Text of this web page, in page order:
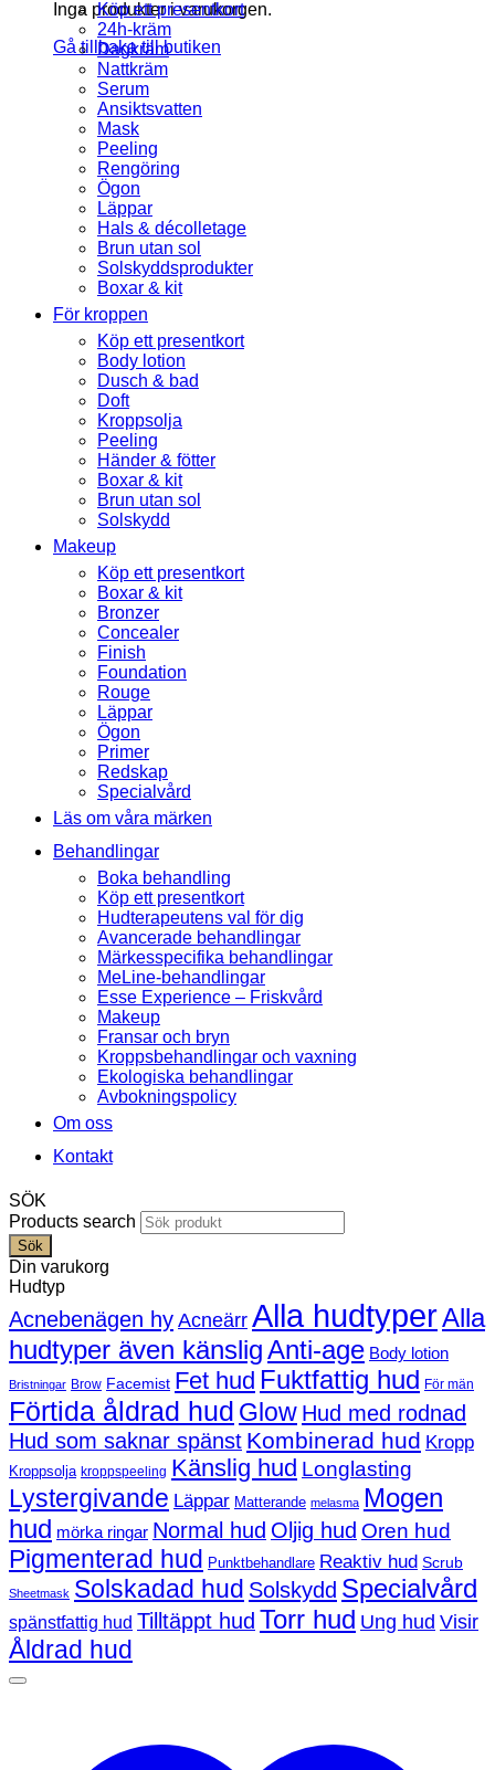
Inga produkter i varukorgen.
Gå tillbaka till butiken
Köp ett presentkort
24h-kräm
Dagkräm
Nattkräm
Serum
Ansiktsvatten
Mask
Peeling
Rengöring
Ögon
Läppar
Hals & décolletage
Brun utan sol
Solskyddsprodukter
Boxar & kit
För kroppen
Köp ett presentkort
Body lotion
Dusch & bad
Doft
Kroppsolja
Peeling
Händer & fötter
Boxar & kit
Brun utan sol
Solskydd
Makeup
Köp ett presentkort
Boxar & kit
Bronzer
Concealer
Finish
Foundation
Rouge
Läppar
Ögon
Primer
Redskap
Specialvård
Läs om våra märken
Behandlingar
Boka behandling
Köp ett presentkort
Hudterapeutens val för dig
Avancerade behandlingar
Märkesspecifika behandlingar
MeLine-behandlingar
Esse Experience – Friskvård
Makeup
Fransar och bryn
Kroppsbehandlingar och vaxning
Ekologiska behandlingar
Avbokningspolicy
Om oss
Kontakt
SÖK
Products search
Sök
Din varukorg
Hudtyp
Acnebenägen hy Acneärr Alla hudtyperAlla
hudtyper även känsligAnti-age Body lotion
Bristningar Brow Facemist Fet hud Fuktfattig hud För män
Förtida åldrad hud Glow Hud med rodnad
Hud som saknar spänst Kombinerad hud Kropp
Kroppsolja kroppspeeling Känslig hud Longlasting
Lystergivande Läppar Matterande melasma Mogen
hud mörka ringar Normal hud Oljig hud Oren hud
Pigmenterad hud Punktbehandlare Reaktiv hud Scrub
Sheetmask Solskadad hud Solskydd Specialvård
spänstfattig hud Tilltäppt hud Torr hud Ung hud Visir
Åldrad hud